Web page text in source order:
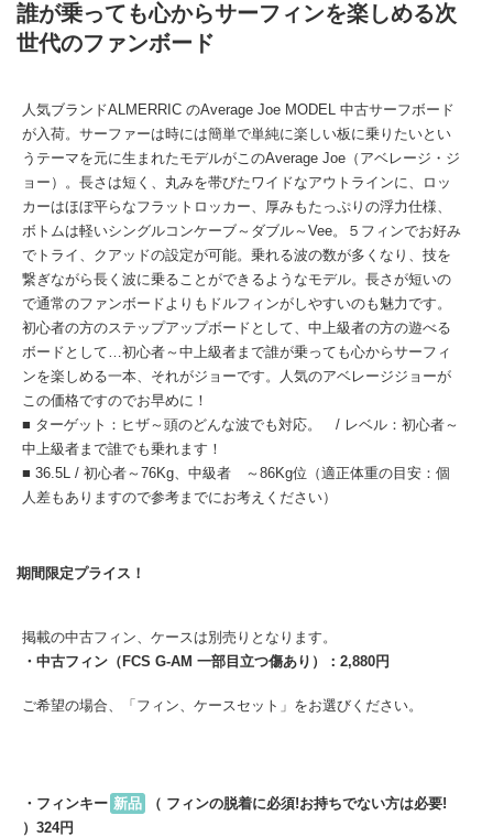
誰が乗っても心からサーフィンを楽しめる次
世代のファンボード
人気ブランドALMERRIC のAverage Joe MODEL 中古サーフボード
が入荷。サーファーは時には簡単で単純に楽しい板に乗りたいとい
うテーマを元に生まれたモデルがこのAverage Joe（アベレージ・ジ
ョー）。長さは短く、丸みを帯びたワイドなアウトラインに、ロッ
カーはほぼ平らなフラットロッカー、厚みもたっぷりの浮力仕様、
ボトムは軽いシングルコンケーブ～ダブル～Vee。５フィンでお好み
でトライ、クアッドの設定が可能。乗れる波の数が多くなり、技を
繋ぎながら長く波に乗ることができるようなモデル。長さが短いの
で通常のファンボードよりもドルフィンがしやすいのも魅力です。
初心者の方のステップアップボードとして、中上級者の方の遊べる
ボードとして…初心者～中上級者まで誰が乗っても心からサーフィ
ンを楽しめる一本、それがジョーです。人気のアベレージジョーが
この価格ですのでお早めに！
■ ターゲット：ヒザ～頭のどんな波でも対応。 / レベル：初心者～
中上級者まで誰でも乗れます！
■ 36.5L / 初心者～76Kg、中級者 ～86Kg位（適正体重の目安：個
人差もありますので参考までにお考えください）
期間限定プライス！
掲載の中古フィン、ケースは別売りとなります。
・中古フィン（FCS G-AM 一部目立つ傷あり）：2,880円
ご希望の場合、「フィン、ケースセット」をお選びください。
・フィンキー 新品
（ フィンの脱着に必須!お持ちでない方は必要!
）324円